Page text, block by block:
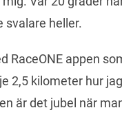
svalare heller.
RaceONE appen
2,5 kilometer hur
är det jubel när